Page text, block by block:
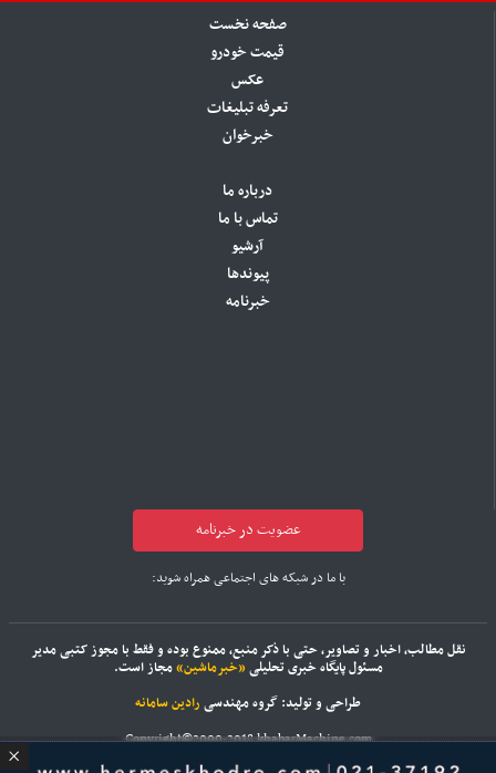
صفحه نخست
قیمت خودرو
عکس
تعرفه تبلیغات
خبرخوان
درباره ما
تماس با ما
آرشیو
پیوندها
خبرنامه
عضویت در خبرنامه
با ما در شبکه های اجتماعی همراه شوید:
نقل مطالب، اخبار و تصاویر، حتی با ذکر منبع، ممنوع بوده و فقط با مجوز کتبی مدیر
مسئول پایگاه خبری تحلیلی «خبرماشین»مجاز است.
طراحی و تولید: گروه مهندسی رادین سامانه
Copyright©2000-2018 khabarMachine.com